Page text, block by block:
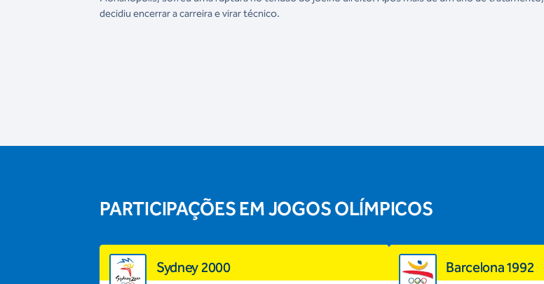
decidiu encerrar a carreira e virar técnico.
PARTICIPAÇÕES EM JOGOS OLÍMPICOS
Sydney 2000 Barcelona 1992